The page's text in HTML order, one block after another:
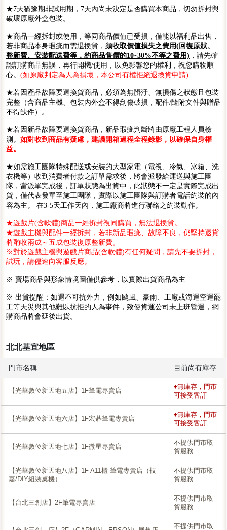
★7天猶豫期非試用期，7天內尚未決定是否購買本商品，切勿拆封與
破壞原廠外盒包裝。
★商品一經拆封或使用，等同商品價值已受損，僅能以福利品出售，
若非商品本身瑕疵而需退換貨， 須收取價值損失之費用(回復原狀、
整新費、安裝配送費等，約商品售價的10~30%不等之費用) ，請先確
認訂購商品無誤，再行開機/使用，以免影響您的權利，祝您購物順
心。 (如原廠判定為人為損壞，本公司有權拒絕退換貨申請)
★若因產品故障要退換貨商品，必須為無髒汙、無損傷之狀態且包裝
完整（含商品主機、包裝內外盒不得刮傷破損，配件/隨附文件與贈品
不得缺件）。
★若因新品故障要退換貨商品，新品瑕疵判斷將由原廠工程人員檢
測。 如對收到商品有疑慮，建議開箱過程全程錄影，以確保自身權
益。
★如需施工團隊特殊配送或安裝的大型家電（電視、冷氣、冰箱、洗
衣機等）收到消費者付款之訂單需求後，將會派發給運送與施工團
隊，當派單完成後，訂單狀態為出貨中，此狀態不一定是實際完成出
貨，僅代表發單至施工團隊，實際以施工團隊與訂購者電話約裝的內
容為主。 在3-5天工作天內，施工廠商將進行聯絡之約裝動作。
★遊戲片(含軟體)商品一經拆封視同購買，無法退換貨。
★遊戲主機與配件一經拆封，若非新品瑕疵、故障不良，仍堅持退貨
將酌收兩成～五成包裝復原整新費。
※對於遊戲主機與遊戲片商品(含軟體)有任何疑問，請先不要拆封，
試玩，請儘速向客服反應。
※ 賣場商品與形象情境圖僅供參考，以實際出貨商品為主
※ 出貨提醒：如遇不可抗外力，例如颱風、豪雨、工廠或海運空運罷
工等天災與其他難以抗拒的人為事件，致使貨運公司未上班營運，網
購商品將會延後出貨。
北北基宜地區
門市名稱 目前尚有庫存
【光華數位新天地五店】1F筆電專賣店
♦無庫存，門市
可接受客訂
【光華數位新天地六店】1F宏碁筆電專賣店
♦無庫存，門市
可接受客訂
【光華數位新天地七店】1F微星專賣店
不提供門市取
貨服務
【光華數位新天地八店】1F A11櫃-筆電專賣店（技
嘉/DIY組裝桌機）
不提供門市取
貨服務
【台北三創店】2F筆電專賣店
不提供門市取
貨服務
不提供門市取